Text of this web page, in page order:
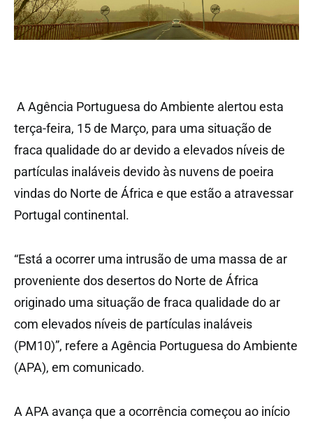
A Agência Portuguesa do Ambiente alertou esta
terça-feira, 15 de Março, para uma situação de
fraca qualidade do ar devido a elevados níveis de
partículas inaláveis devido às nuvens de poeira
vindas do Norte de África e que estão a atravessar
Portugal continental.
“Está a ocorrer uma intrusão de uma massa de ar
proveniente dos desertos do Norte de África
originado uma situação de fraca qualidade do ar
com elevados níveis de partículas inaláveis
(PM10)”, refere a Agência Portuguesa do Ambiente
(APA), em comunicado.
A APA avança que a ocorrência começou ao início